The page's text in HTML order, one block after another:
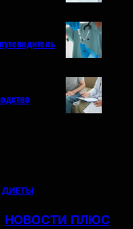
ДИЕТЫ
НОВОСТИ ПЛЮС